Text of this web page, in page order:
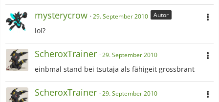
mysterycrow 29. September 2010 Autor
lol?
ScheroxTrainer 29. September 2010
einbmal stand bei tsutaja als fähigeit grossbrant
ScheroxTrainer 29. September 2010